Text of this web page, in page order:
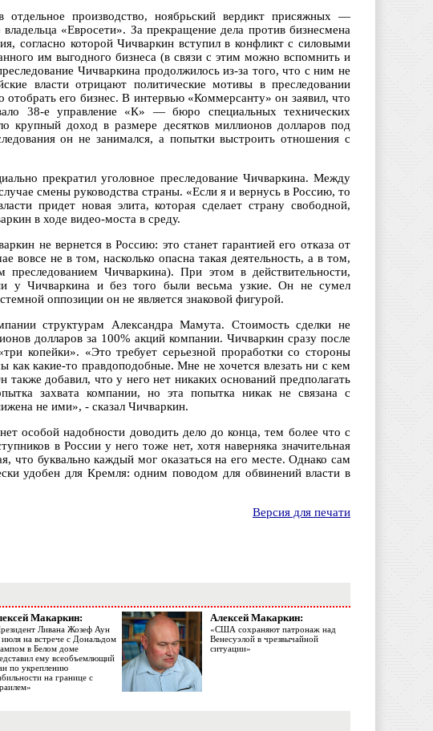
производство, ноябрьский вердикт присяжных —
«Евросети». За прекращение дела против бизнесмена
согласно которой Чичваркин вступил в конфликт с силовыми
им выгодного бизнеса (в связи с этим можно вспомнить и
Чичваркина продолжилось из-за того, что с ним не
власти отрицают политические мотивы в преследовании
его бизнес. В интервью «Коммерсанту» он заявил, что
38-е управление «К» — бюро специальных технических
крупный доход в размере десятков миллионов долларов под
он не занимался, а попытки выстроить отношения с
прекратил уголовное преследование Чичваркина. Между
смены руководства страны. «Если я и вернусь в Россию, то
придет новая элита, которая сделает страну свободной,
в ходе видео-моста в среду.
не вернется в Россию: это станет гарантией его отказа от
вовсе не в том, насколько опасна такая деятельность, а в том,
Чичваркина). При этом в действительности,
у Чичваркина и без того были весьма узкие. Он не сумел
оппозиции он не является знаковой фигурой.
структурам Александра Мамута. Стоимость сделки не
долларов за 100% акций компании. Чичваркин сразу после
копейки». «Это требует серьезной проработки со стороны
какие-то правдоподобные. Мне не хочется влезать ни с кем
добавил, что у него нет никаких оснований предполагать
захвата компании, но эта попытка никак не связана с
не ими», - сказал Чичваркин.
особой надобности доводить дело до конца, тем более что с
в России у него тоже нет, хотя наверняка значительная
что буквально каждый мог оказаться на его месте. Однако сам
удобен для Кремля: одним поводом для обвинений власти в
Версия для печати
Макаркин:
Ливана Жозеф Аун
на встрече с Дональдом
в Белом доме
ему всеобъемлющий
по укреплению
на границе с
Алексей Макаркин:
«США сохраняют патронаж над
Венесуэлой в чрезвычайной
ситуации»